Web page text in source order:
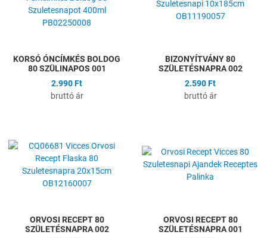
KORSÓ ÓNCÍMKÉS BOLDOG
80 SZÜLINAPOS 001
2.990 Ft
bruttó ár
BIZONYÍTVÁNY 80
SZÜLETÉSNAPRA 002
2.590 Ft
bruttó ár
Összehasonlítás
ORVOSI RECEPT 80
SZÜLETÉSNAPRA 002
ORVOSI RECEPT 80
SZÜLETÉSNAPRA 001